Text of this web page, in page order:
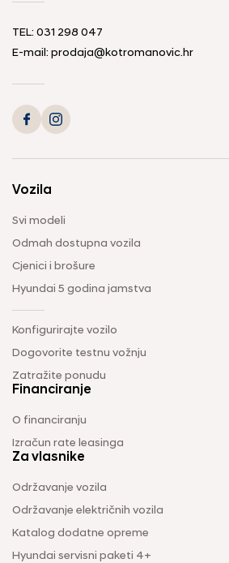
TEL: 031 298 047
E-mail: prodaja@kotromanovic.hr
Vozila
Svi modeli
Odmah dostupna vozila
Cjenici i brošure
Hyundai 5 godina jamstva
Konfigurirajte vozilo
Dogovorite testnu vožnju
Zatražite ponudu
Financiranje
O financiranju
Izračun rate leasinga
Za vlasnike
Održavanje vozila
Održavanje električnih vozila
Katalog dodatne opreme
Hyundai servisni paketi 4+